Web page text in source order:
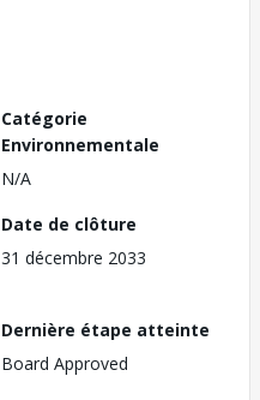
Catégorie
Environnementale
N/A
Date de clôture
31 décembre 2033
Dernière étape atteinte
Board Approved